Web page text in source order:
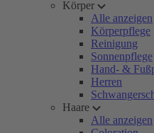
Körper
Alle anzeigen
Körperpflege
Reinigung
Sonnenpflege
Hand- &
Herren
Haare
Alle anzeigen